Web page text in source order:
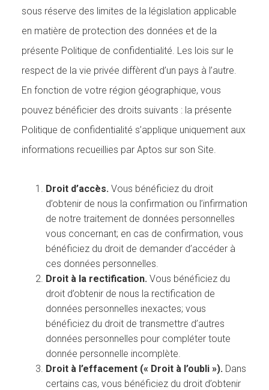
sous réserve des limites de la législation applicable
en matière de protection des données et de la
présente Politique de confidentialité. Les lois sur le
respect de la vie privée diffèrent d’un pays à l’autre.
En fonction de votre région géographique, vous
pouvez bénéficier des droits suivants : la présente
Politique de confidentialité s’applique uniquement aux
informations recueillies par Aptos sur son Site.
Droit d’accès. Vous bénéficiez du droit
d’obtenir de nous la confirmation ou l’infirmation
de notre traitement de données personnelles
vous concernant; en cas de confirmation, vous
bénéficiez du droit de demander d’accéder à
ces données personnelles.
Droit à la rectification. Vous bénéficiez du
droit d’obtenir de nous la rectification de
données personnelles inexactes; vous
bénéficiez du droit de transmettre d’autres
données personnelles pour compléter toute
donnée personnelle incomplète.
Droit à l’effacement (« Droit à l’oubli »). Dans
certains cas, vous bénéficiez du droit d’obtenir